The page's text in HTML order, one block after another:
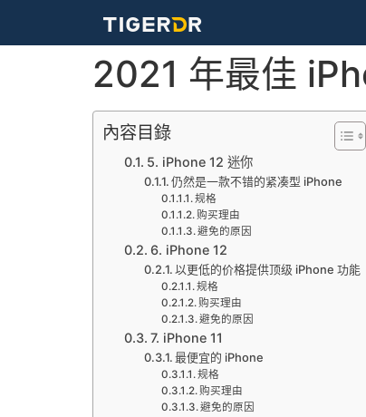
2021 年最佳
內容目錄
5. iPhone 12 迷你
仍然是一款不错的紧凑型 iPhone
规格
购买理由
避免的原因
6. iPhone 12
以更低的价格提供顶级 iPhone 功能
规格
购买理由
避免的原因
7. iPhone 11
最便宜的 iPhone
规格
购买理由
避免的原因